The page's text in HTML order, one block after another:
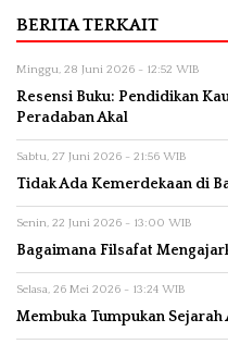
BERITA TERKAIT
Minggu, 28 Juni 2026 - 12:52 WIB
Resensi Buku: Pendidikan
Peradaban Akal
Sabtu, 27 Juni 2026 - 21:56 WIB
Tidak Ada Kemerdekaan di
Senin, 22 Juni 2026 - 13:00 WIB
Bagaimana Filsafat
Selasa, 26 Mei 2026 - 13:24 WIB
Membuka Tumpukan